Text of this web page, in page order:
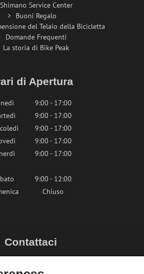
Shimano Service Center
Buoni Regalo
del Telaio della Bicicletta
Domande Frequenti
La storia di Bike Peak
di Apertura
9:00 - 17:00
9:00 - 17:00
9:00 - 17:00
9:00 - 17:00
9:00 - 17:00
9:00 - 12:00
Chiuso
Contattaci